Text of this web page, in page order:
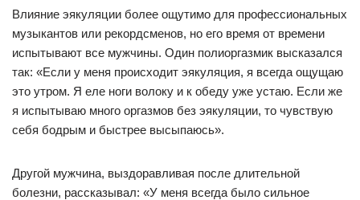
Влияние эякуляции более ощутимо для профессиональных
музыкантов или рекордсменов, но его время от времени
испытывают все мужчины. Один полиоргазмик высказался
так: «Если у меня происходит эякуляция, я всегда ощущаю
это утром. Я еле ноги волоку и к обеду уже устаю. Если же
я испытываю много оргазмов без эякуляции, то чувствую
себя бодрым и быстрее высыпаюсь».
Другой мужчина, выздоравливая после длительной
болезни, рассказывал: «У меня всегда было сильное